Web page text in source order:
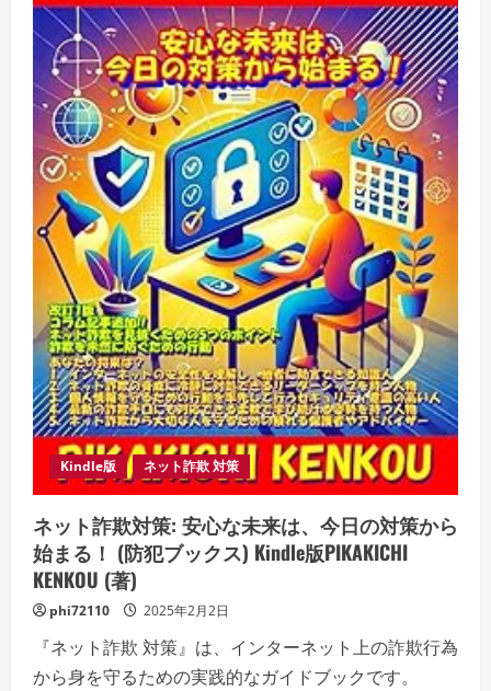
毎
日
3
分
の
言
葉
で
人
生
が
変
わ
る
実
践
ガ
イ
ド
Kindle版 ネット詐欺 対策
ネット詐欺対策: 安心な未来は、今日の対策から
始まる！ (防犯ブックス) Kindle版PIKAKICHI
KENKOU (著)
phi72110 2025年2月2日
『ネット詐欺 対策』は、インターネット上の詐欺行為
から身を守るための実践的なガイドブックです。